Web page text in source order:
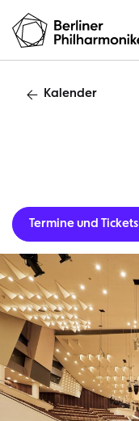
Kalender
Termine und Tickets